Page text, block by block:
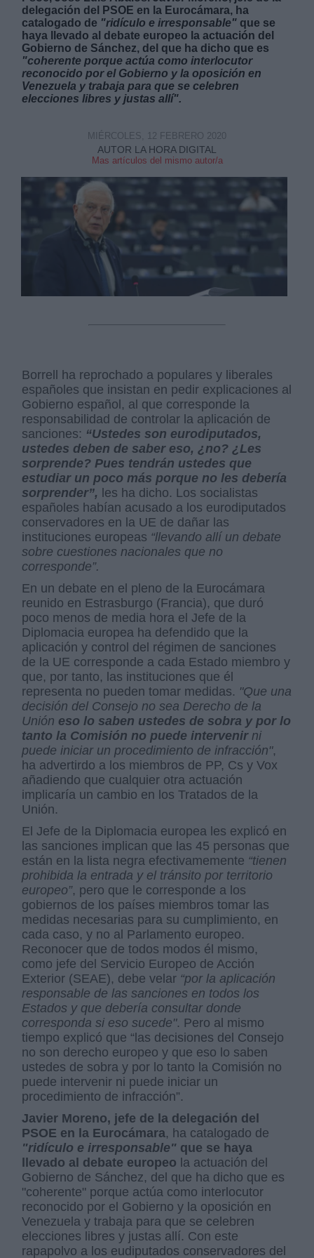
delegación del PSOE en la Eurocámara, ha
catalogado de "ridículo e irresponsable" que se
haya llevado al debate europeo la actuación del
Gobierno de Sánchez, del que ha dicho que es
"coherente porque actúa como interlocutor
reconocido por el Gobierno y la oposición en
Venezuela y trabaja para que se celebren
elecciones libres y justas allí".
AUTOR LA HORA DIGITAL
Mas artículos del mismo autor/a
MIÉRCOLES, 12 FEBRERO 2020
Borrell ha reprochado a populares y liberales
españoles que insistan en pedir explicaciones al
Gobierno español, al que corresponde la
responsabilidad de controlar la aplicación de
sanciones: “Ustedes son eurodiputados,
ustedes deben de saber eso, ¿no? ¿Les
sorprende? Pues tendrán ustedes que
estudiar un poco más porque no les debería
sorprender”, les ha dicho. Los socialistas
españoles habían acusado a los eurodiputados
conservadores en la UE de dañar las
instituciones europeas “llevando allí un debate
sobre cuestiones nacionales que no
corresponde”.
En un debate en el pleno de la Eurocámara
reunido en Estrasburgo (Francia), que duró
poco menos de media hora el Jefe de la
Diplomacia europea ha defendido que la
aplicación y control del régimen de sanciones
de la UE corresponde a cada Estado miembro y
que, por tanto, las instituciones que él
representa no pueden tomar medidas. "Que una
decisión del Consejo no sea Derecho de la
Unión eso lo saben ustedes de sobra y por lo
tanto la Comisión no puede intervenirni
puede iniciar un procedimiento de infracción",
ha advertirdo a los miembros de PP, Cs y Vox
añadiendo que cualquier otra actuación
implicaría un cambio en los Tratados de la
Unión.
El Jefe de la Diplomacia europea les explicó en
las sanciones implican que las 45 personas que
están en la lista negra efectivamemente “tienen
prohibida la entrada y el tránsito por territorio
europeo”, pero que le corresponde a los
gobiernos de los países miembros tomar las
medidas necesarias para su cumplimiento, en
cada caso, y no al Parlamento europeo.
Reconocer que de todos modos él mismo,
como jefe del Servicio Europeo de Acción
Exterior (SEAE), debe velar “por la aplicación
responsable de las sanciones en todos los
Estados y que debería consultar donde
corresponda si eso sucede". Pero al mismo
tiempo explicó que “las decisiones del Consejo
no son derecho europeo y que eso lo saben
ustedes de sobra y por lo tanto la Comisión no
puede intervenir ni puede iniciar un
procedimiento de infracción”.
Javier Moreno, jefe de la delegación del
PSOE en la Eurocámara, ha catalogado de
"ridículo e irresponsable" que se haya
llevado al debate europeo la actuación del
Gobierno de Sánchez, del que ha dicho que es
"coherente" porque actúa como interlocutor
reconocido por el Gobierno y la oposición en
Venezuela y trabaja para que se celebren
elecciones libres y justas allí. Con este
rapapolvo a los eudiputados conservadores del